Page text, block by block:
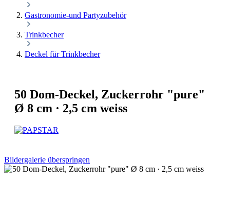
Gastronomie-und Partyzubehör
Trinkbecher
Deckel für Trinkbecher
50 Dom-Deckel, Zuckerrohr "pure"
Ø 8 cm · 2,5 cm weiss
Bildergalerie überspringen